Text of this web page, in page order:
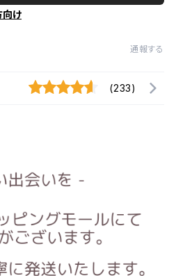
向け
通報する
(233)